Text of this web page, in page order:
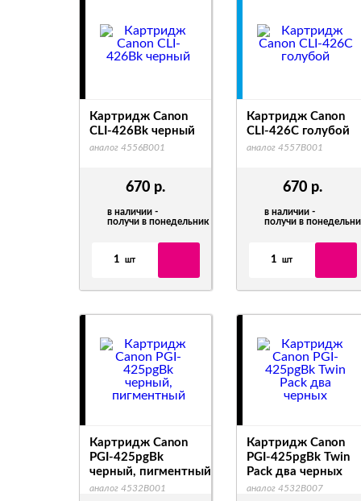
670 р.
в наличии -
получи в понедельник
1 шт
Картридж Canon
CLI-426Bk черный
аналог 4556B001
670 р.
в наличии -
получи в
1 шт
Картридж Canon
CLI-426C голубой
аналог 4557B001
Картридж Canon
PGI-425pgBk
черный, пигментный
аналог 4532B001
Картридж Canon
PGI-425pgBk Twin
Pack два черных
аналог 4532B007